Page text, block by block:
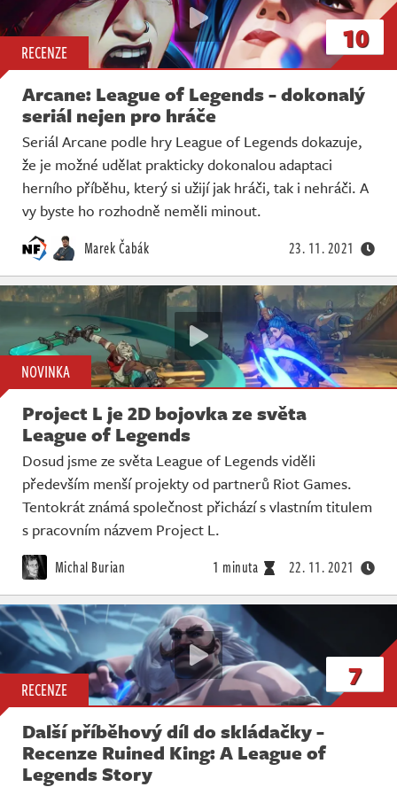
RECENZE 10
Arcane: League of Legends - dokonalý
seriál nejen pro hráče
Seriál Arcane podle hry League of Legends dokazuje,
že je možné udělat prakticky dokonalou adaptaci
herního příběhu, který si užijí jak hráči, tak i nehráči. A
vy byste ho rozhodně neměli minout.
Marek Čabák 23. 11. 2021
NOVINKA
Project L je 2D bojovka ze světa
League of Legends
Dosud jsme ze světa League of Legends viděli
především menší projekty od partnerů Riot Games.
Tentokrát známá společnost přichází s vlastním titulem
s pracovním názvem Project L.
Michal Burian 1 minuta 22. 11. 2021
RECENZE 7
Další příběhový díl do skládačky -
Recenze Ruined King: A League of
Legends Story